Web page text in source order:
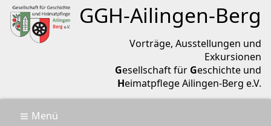
Geschichtsverein Ailingen-Berg
GGH-Ailingen-Berg
Vorträge, Ausstellungen und
Exkursionen
Gesellschaft für Geschichte und
Heimatpflege Ailingen-Berg e.V.
Menü